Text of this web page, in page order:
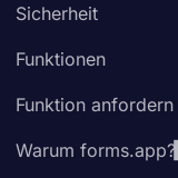
Sicherheit
Funktionen
Funktion anfordern
Warum forms.app?